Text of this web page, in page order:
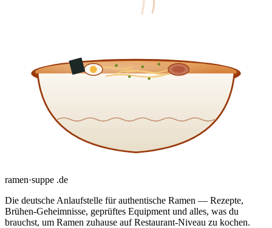
ramen·suppe .de
Die deutsche Anlaufstelle für authentische Ramen — Rezepte,
Brühen-Geheimnisse, geprüftes Equipment und alles, was du
brauchst, um Ramen zuhause auf Restaurant-Niveau zu kochen.